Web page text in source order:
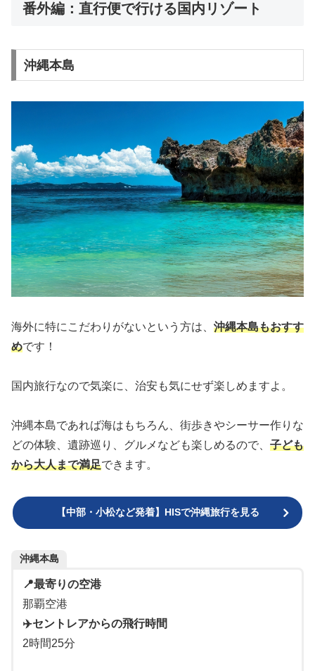
番外編：直行便で行ける国内リゾート
沖縄本島
海外に特にこだわりがないという方は、 沖縄本島もおすす
めです！
国内旅行なので気楽に、治安も気にせず楽しめますよ。
沖縄本島であれば海はもちろん、街歩きやシーサー作りな
どの体験、遺跡巡り、グルメなども楽しめるので、 子ども
から大人まで満足できます。
【中部・小松など発着】HISで沖縄旅行を見る
沖縄本島
📍最寄りの空港
那覇空港
✈️セントレアからの飛行時間
2時間25分